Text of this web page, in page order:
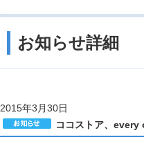
お知らせ詳細
2015年3月30日
ココストア、every